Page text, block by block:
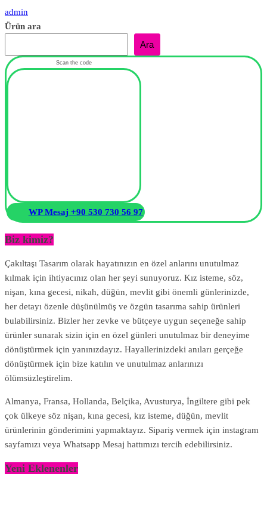
admin
Ürün ara
Ara
Scan the code
WP Mesaj +90 530 730 56 97
Biz kimiz?
Çakıltaşı Tasarım olarak hayatınızın en özel anlarını unutulmaz
kılmak için ihtiyacınız olan her şeyi sunuyoruz. Kız isteme, söz,
nişan, kına gecesi, nikah, düğün, mevlit gibi önemli günlerinizde,
her detayı özenle düşünülmüş ve özgün tasarıma sahip ürünleri
bulabilirsiniz. Bizler her zevke ve bütçeye uygun seçeneğe sahip
ürünler sunarak sizin için en özel günleri unutulmaz bir deneyime
dönüştürmek için yanınızdayız. Hayallerinizdeki anıları gerçeğe
dönüştürmek için bize katılın ve unutulmaz anlarınızı
ölümsüzleştirelim.
Almanya, Fransa, Hollanda, Belçika, Avusturya, İngiltere gibi pek
çok ülkeye söz nişan, kına gecesi, kız isteme, düğün, mevlit
ürünlerinin gönderimini yapmaktayız. Sipariş vermek için instagram
sayfamızı veya Whatsapp Mesaj hattımızı tercih edebilirsiniz.
Yeni Eklenenler